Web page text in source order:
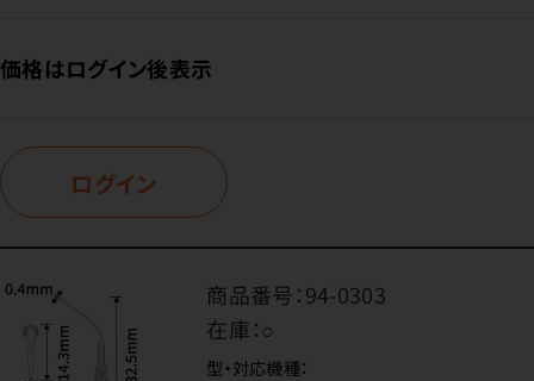
価格はログイン後表示
ログイン
商品番号：94-0303
在庫：○
型・対応機種：